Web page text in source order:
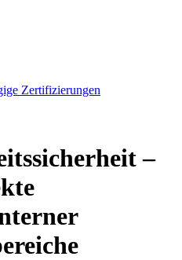
Zertifizierungen
–